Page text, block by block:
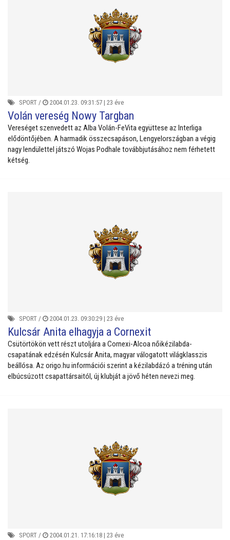
SPORT / 2004.01.23. 09:31:57 | 23 éve
Volán vereség Nowy Targban
Vereséget szenvedett az Alba Volán-FeVita együttese az Interliga
elődöntőjében. A harmadik összecsapáson, Lengyelországban a végig
nagy lendülettel játszó Wojas Podhale továbbjutásához nem férhetett
kétség.
SPORT / 2004.01.23. 09:30:29 | 23 éve
Kulcsár Anita elhagyja a Cornexit
Csütörtökön vett részt utoljára a Cornexi-Alcoa nőikézilabda-
csapatának edzésén Kulcsár Anita, magyar válogatott világklasszis
beállósa. Az origo.hu információi szerint a kézilabdázó a tréning után
elbúcsúzott csapattársaitól, új klubját a jövő héten nevezi meg.
SPORT / 2004.01.21. 17:16:18 | 23 éve